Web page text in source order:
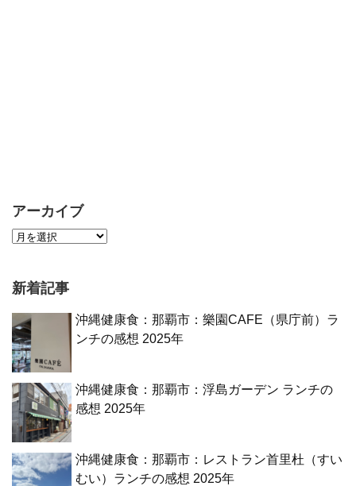
アーカイブ
新着記事
沖縄健康食：那覇市：樂園CAFE（県庁前）ラ
ンチの感想 2025年
沖縄健康食：那覇市：浮島ガーデン ランチの
感想 2025年
沖縄健康食：那覇市：レストラン首里杜（すい
むい）ランチの感想 2025年